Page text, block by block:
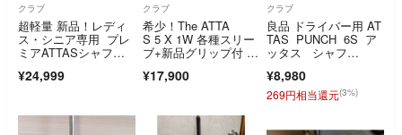
クラブ
超軽量 新品！レディ
ス・シニア専用 プレ
ミアATTASシャフ
¥24,999
クラブ
希少！The ATTA
S 5 X 1W 各種スリー
ブ+新品グリップ付 1
¥17,900
クラブ
良品 ドライバー用 AT
TAS PUNCH 6S ア
ッタス シャフ
リーブ USTマミヤ
¥8,980
269円相当還元(3%)